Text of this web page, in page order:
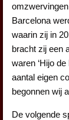
Barcelona
waarin zij in
bracht zij een
waren ‘Hijo de
aantal eigen
begonnen wij
De volgende